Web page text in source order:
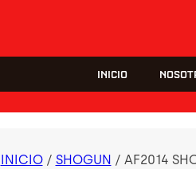
INICIO
INICIO/ SHOGUN / AF2014